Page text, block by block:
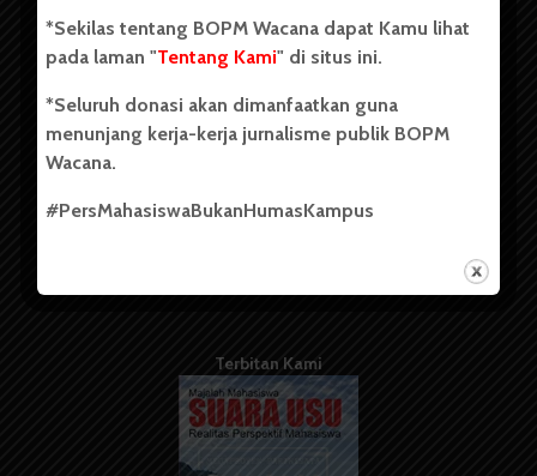
Kontribusi
Info Iklan
Pedoman Media Siber
Kode Etik Jurnalistik
Terbitan Kami
*Sekilas tentang BOPM Wacana dapat Kamu lihat
pada laman "Tentang Kami" di situs ini.
*Seluruh donasi akan dimanfaatkan guna
menunjang kerja-kerja jurnalisme publik BOPM
Wacana.
#PersMahasiswaBukanHumasKampus